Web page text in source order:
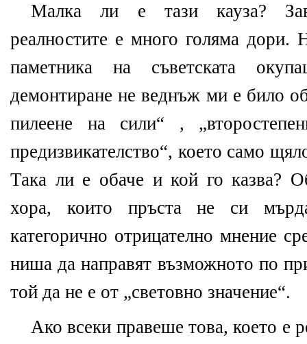
Малка ли е тази кауза?
реалностите е много голяма дори.
паметника на съветската
демонтиране не веднъж ми е било
пилеене на сили“ ,
предизвикателство“, което само
Така ли е обаче и кой го казва?
хора, които пръста не си
категорично отрицателно мнение
ниша да направят възможното по
той да не е от „световно значение“.
Ако всеки правеше това, което е